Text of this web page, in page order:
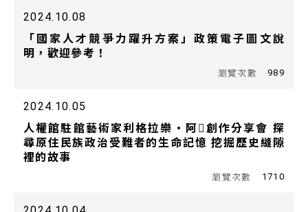
2024.10.08
「國家人才競爭力躍升方案」政策電子圖文說
明，歡迎參考！
989
2024.10.05
人權館駐館藝術家利格拉樂·阿𡠄創作分享會 探
尋原住民族政治受難者的生命記憶 挖掘歷史縫隙
裡的故事
1710